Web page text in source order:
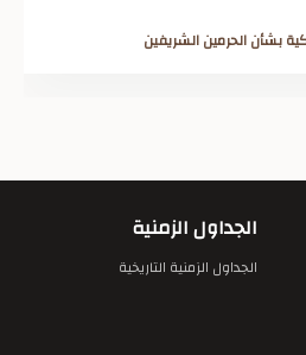
بشأن الحرمين الشريفين
الجداول الزمنية
الجداول الزمنية التاريخية